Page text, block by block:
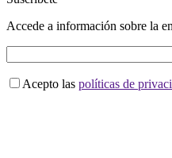
Accede a información sobre la
Acepto las políticas de